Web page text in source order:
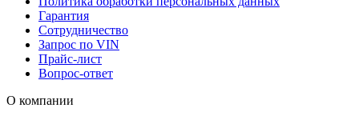
Гарантия
Сотрудничество
Запрос по VIN
Прайс-лист
Вопрос-ответ
О компании